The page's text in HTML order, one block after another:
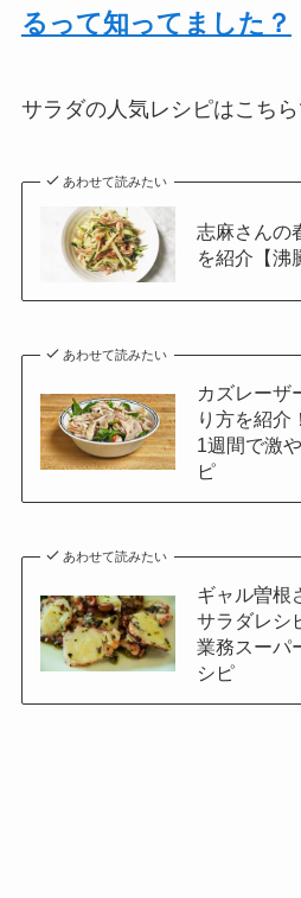
るって知ってました？
サラダの人気レシピはこちら
あわせて読みたい
志麻さんの
を紹介【沸
あわせて読みたい
カズレーザ
り方を紹介
1週間で激
ピ
あわせて読みたい
ギャル曽根
サラダレシ
業務スーパ
シピ